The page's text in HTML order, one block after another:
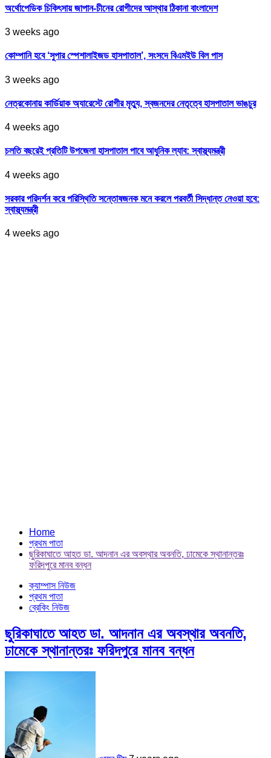
অর্থোপেডিক চিকিৎসায় জাপান-চীনের রোগীদের আস্থার ঠিকানা বাংলাদেশ
3 weeks ago
কোম্পানি হবে ‘সুপার স্পেশালাইজড হাসপাতাল’, সংসদে বিএমইউ বিল পাস
3 weeks ago
নেত্রকোনায় কার্ডিয়াক অ্যারেস্টে রোগীর মৃত্যু, স্বজনদের নেতৃত্বে হাসপাতাল ভাঙচুর
4 weeks ago
চলতি বছরেই প্রতিটি উপজেলা হাসপাতাল পাবে আধুনিক ল্যাব: স্বাস্থ্যমন্ত্রী
4 weeks ago
সরকার পরিদর্শন করে পরিস্থিতি সন্তোষজনক মনে করলে পরবর্তী সিদ্ধান্ত নেওয়া হবে:
স্বাস্থ্যমন্ত্রী
4 weeks ago
Home
প্রথম পাতা
ছুরিকাঘাতে আহত ডা. আদনান এর অবস্থার অবনতি, ঢামেকে স্থানান্তরঃ
ফরিদপুরে মানব বন্ধন
ক্যাম্পাস নিউজ
প্রথম পাতা
ব্রেকিং নিউজ
ছুরিকাঘাতে আহত ডা. আদনান এর অবস্থার অবনতি,
ঢামেকে স্থানান্তরঃ ফরিদপুরে মানব বন্ধন